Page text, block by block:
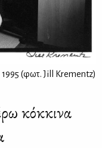
1995 (φωτ. Jill Krementz)
κόκκινα